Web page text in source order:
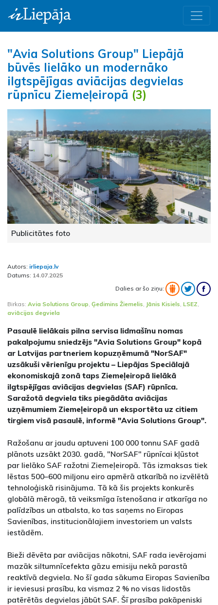
"Avia Solutions Group" Liepājā
būvēs lielāko un modernāko
ilgtspējīgas aviācijas degvielas
rūpnīcu Ziemeļeiropā (3)
Publicitātes foto
Autors: irliepaja.lv
Datums: 14.07.2025
Dalies ar šo ziņu:
Birkas: Avia Solutions Group Ģedimins Žiemelis Jānis Kisiels LSEZ
aviācijas degviela
Pasaulē lielākais pilna servisa lidmašīnu nomas
pakalpojumu sniedzējs "Avia Solutions Group" kopā
ar Latvijas partneriem kopuzņēmumā "NorSAF"
uzsākuši vērienīgu projektu – Liepājas Speciālajā
ekonomiskajā zonā taps Ziemeļeiropā lielākā
ilgtspējīgas aviācijas degvielas (SAF) rūpnīca.
Saražotā degviela tiks piegādāta aviācijas
uzņēmumiem Ziemeļeiropā un eksportēta uz citiem
tirgiem visā pasaulē, informē "Avia Solutions Group".
Ražošanu ar jaudu aptuveni 100 000 tonnu SAF gadā
plānots uzsākt 2030. gadā, "NorSAF" rūpnīcai kļūstot
par lielāko SAF ražotni Ziemeļeiropā. Tās izmaksas tiek
lēstas 500–600 miljonu eiro apmērā atkarībā no izvēlētā
tehnoloģiskā risinājuma. Tā kā šis projekts konkurēs
globālā mērogā, tā veiksmīga īstenošana ir atkarīga no
palīdzības un atbalsta, ko tas saņems no Eiropas
Savienības, institucionālajiem investoriem un valsts
iestādēm.
Bieži dēvēta par aviācijas nākotni, SAF rada ievērojami
mazāk siltumnīcefekta gāzu emisiju nekā parastā
reaktīvā degviela. No šī gada sākuma Eiropas Savienība
ir ieviesusi prasību, ka vismaz 2 % no visas lidostās
patērētās degvielas jābūt SAF. Šī prasība pakāpeniski